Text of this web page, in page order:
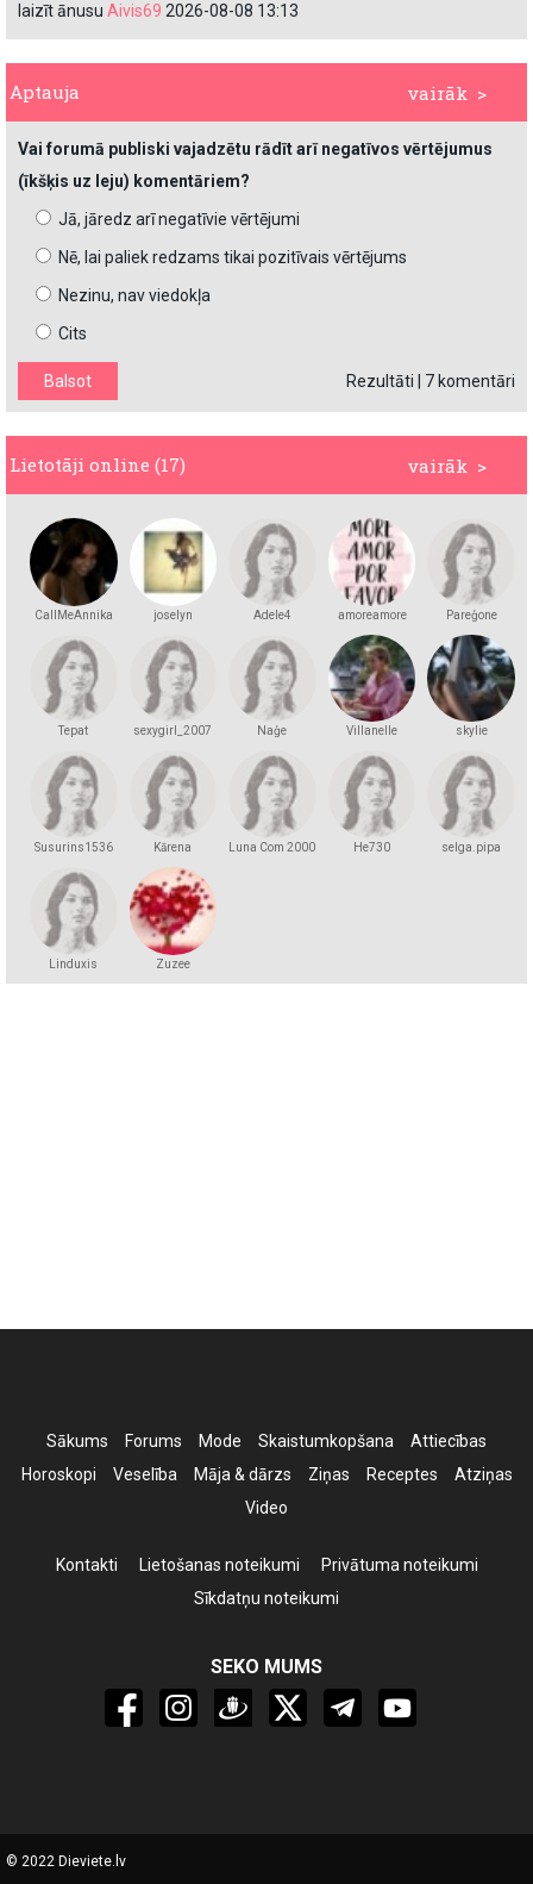
laizīt ānusu Aivis69 2026-08-08 13:13
vairāk >
Aptauja
Vai forumā publiski vajadzētu rādīt arī negatīvos vērtējumus
(īkšķis uz leju) komentāriem?
Jā, jāredz arī negatīvie vērtējumi
Nē, lai paliek redzams tikai pozitīvais vērtējums
Nezinu, nav viedokļa
Cits
Rezultāti 7 komentāri
vairāk >
Lietotāji online (17)
CallMeAnnika joselyn Adele4 amoreamore Pareģone
Tepat sexygirl_2007 Naģe Villanelle skylie
Susurins1536 Kārena Luna Com 2000 He730 selga.pipa
Linduxis Zuzee
Sākums Forums Mode Skaistumkopšana
Attiecības
Horoskopi
Veselība Māja & dārzs Ziņas Receptes
Atziņas
Video
Kontakti Lietošanas noteikumi
Privātuma noteikumi
Sīkdatņu noteikumi
SEKO MUMS
© 2022 Dieviete.lv